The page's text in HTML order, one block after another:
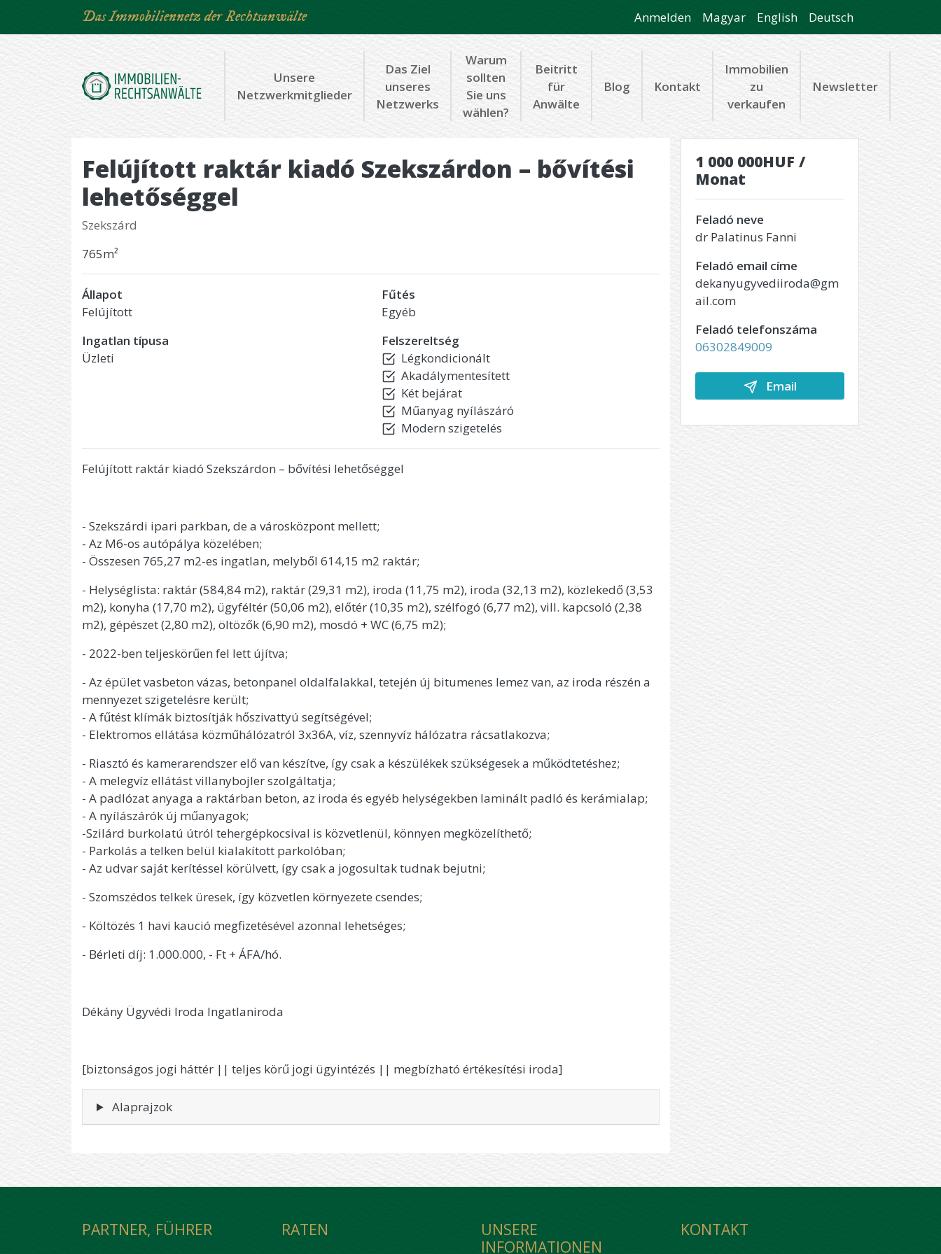
Das Immobiliennetz der Rechtsanwälte Anmelden Magyar English Deutsch
Unsere
Netzwerkmitglieder
Das Ziel
unseres
Netzwerks
Warum
sollten
Sie uns
wählen?
Beitritt
für
Anwälte
Blog Kontakt
Immobilien
zu
verkaufen
Newsletter
Felújított raktár kiadó Szekszárdon – bővítési
lehetőséggel
Szekszárd
765m²
Állapot
Felújított
Ingatlan típusa
Üzleti
Fűtés
Egyéb
Felszereltség
Légkondicionált
Akadálymentesített
Két bejárat
Műanyag nyílászáró
Modern szigetelés
Felújított raktár kiadó Szekszárdon – bővítési lehetőséggel
- Szekszárdi ipari parkban, de a városközpont mellett;
- Az M6-os autópálya közelében;
- Összesen 765,27 m2-es ingatlan, melyből 614,15 m2 raktár;
- Helységlista: raktár (584,84 m2), raktár (29,31 m2), iroda (11,75 m2), iroda (32,13 m2), közlekedő (3,53
m2), konyha (17,70 m2), ügyféltér (50,06 m2), előtér (10,35 m2), szélfogó (6,77 m2), vill. kapcsoló (2,38
m2), gépészet (2,80 m2), öltözők (6,90 m2), mosdó + WC (6,75 m2);
- 2022-ben teljeskörűen fel lett újítva;
- Az épület vasbeton vázas, betonpanel oldalfalakkal, tetején új bitumenes lemez van, az iroda részén a
mennyezet szigetelésre került;
- A fűtést klímák biztosítják hőszivattyú segítségével;
- Elektromos ellátása közműhálózatról 3x36A, víz, szennyvíz hálózatra rácsatlakozva;
- Riasztó és kamerarendszer elő van készítve, így csak a készülékek szükségesek a működtetéshez;
- A melegvíz ellátást villanybojler szolgáltatja;
- A padlózat anyaga a raktárban beton, az iroda és egyéb helységekben laminált padló és kerámialap;
- A nyílászárók új műanyagok;
-Szilárd burkolatú útról tehergépkocsival is közvetlenül, könnyen megközelíthető;
- Parkolás a telken belül kialakított parkolóban;
- Az udvar saját kerítéssel körülvett, így csak a jogosultak tudnak bejutni;
- Szomszédos telkek üresek, így közvetlen környezete csendes;
- Költözés 1 havi kaució megfizetésével azonnal lehetséges;
- Bérleti díj: 1.000.000, - Ft + ÁFA/hó.
Dékány Ügyvédi Iroda Ingatlaniroda
[biztonságos jogi háttér || teljes körű jogi ügyintézés || megbízható értékesítési iroda]
Alaprajzok
1 000 000HUF /
Monat
Feladó neve
dr Palatinus Fanni
Feladó email címe
dekanyugyvediiroda@gm
ail.com
Feladó telefonszáma
06302849009
Email
PARTNER, FÜHRER RATEN
UNSERE
INFORMATIONEN
KONTAKT